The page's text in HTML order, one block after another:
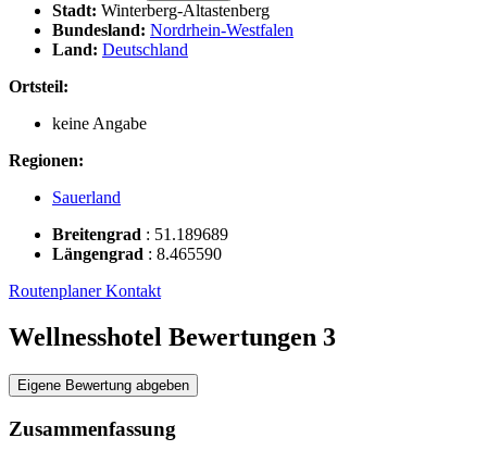
Stadt: Winterberg-Altastenberg
Bundesland: Nordrhein-Westfalen
Land: Deutschland
Ortsteil:
keine Angabe
Regionen:
Sauerland
Breitengrad : 51.189689
Längengrad : 8.465590
RoutenplanerKontakt
Wellnesshotel Bewertungen 3
Eigene Bewertung abgeben
Zusammenfassung